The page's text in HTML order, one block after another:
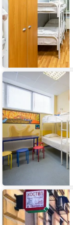
Хостел
АкваХостел
Хостел
В
центре
Петербурга